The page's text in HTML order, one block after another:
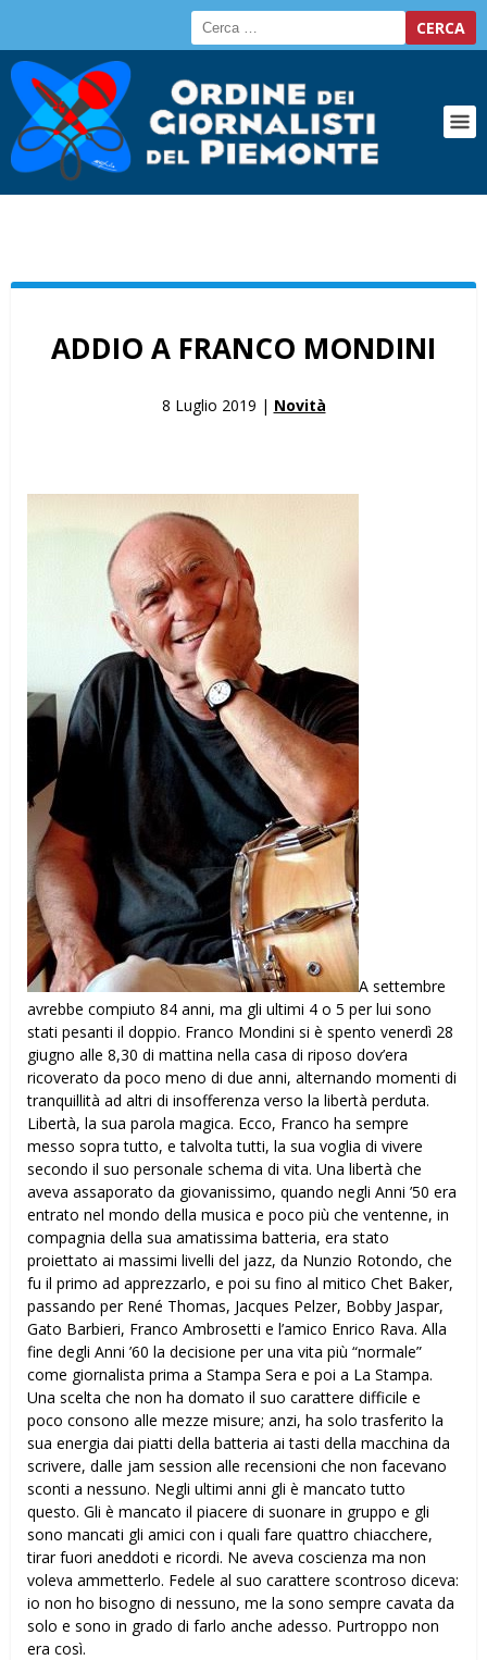
ADDIO A FRANCO MONDINI
8 Luglio 2019 | Novità
A settembre
avrebbe compiuto 84 anni, ma gli ultimi 4 o 5 per lui sono
stati pesanti il doppio. Franco Mondini si è spento venerdì 28
giugno alle 8,30 di mattina nella casa di riposo dov’era
ricoverato da poco meno di due anni, alternando momenti di
tranquillità ad altri di insofferenza verso la libertà perduta.
Libertà, la sua parola magica. Ecco, Franco ha sempre
messo sopra tutto, e talvolta tutti, la sua voglia di vivere
secondo il suo personale schema di vita. Una libertà che
aveva assaporato da giovanissimo, quando negli Anni ’50 era
entrato nel mondo della musica e poco più che ventenne, in
compagnia della sua amatissima batteria, era stato
proiettato ai massimi livelli del jazz, da Nunzio Rotondo, che
fu il primo ad apprezzarlo, e poi su fino al mitico Chet Baker,
passando per René Thomas, Jacques Pelzer, Bobby Jaspar,
Gato Barbieri, Franco Ambrosetti e l’amico Enrico Rava. Alla
fine degli Anni ’60 la decisione per una vita più “normale”
come giornalista prima a Stampa Sera e poi a La Stampa.
Una scelta che non ha domato il suo carattere difficile e
poco consono alle mezze misure; anzi, ha solo trasferito la
sua energia dai piatti della batteria ai tasti della macchina da
scrivere, dalle jam session alle recensioni che non facevano
sconti a nessuno. Negli ultimi anni gli è mancato tutto
questo. Gli è mancato il piacere di suonare in gruppo e gli
sono mancati gli amici con i quali fare quattro chiacchere,
tirar fuori aneddoti e ricordi. Ne aveva coscienza ma non
voleva ammetterlo. Fedele al suo carattere scontroso diceva:
io non ho bisogno di nessuno, me la sono sempre cavata da
solo e sono in grado di farlo anche adesso. Purtroppo non
era così.